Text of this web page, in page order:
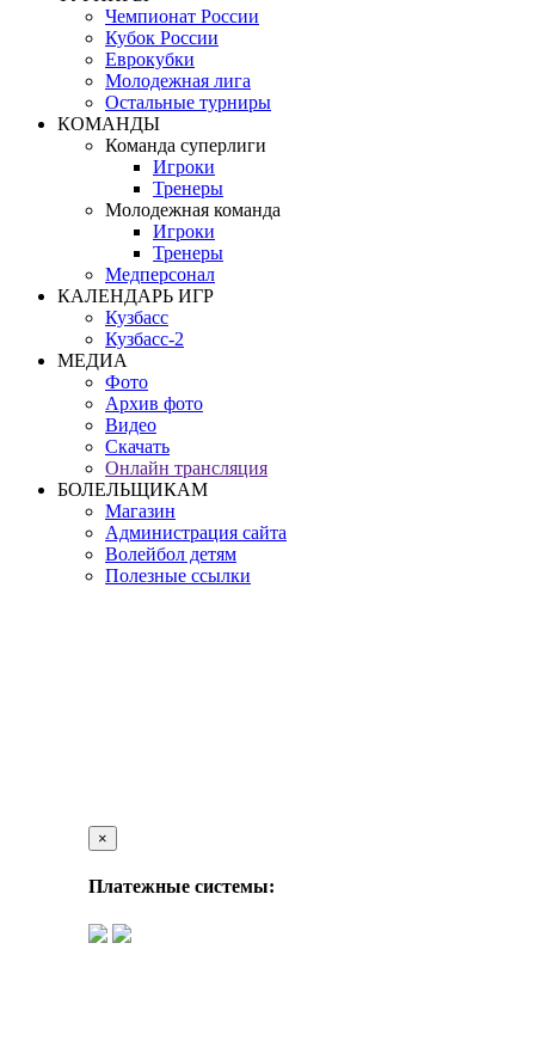
Чемпионат России
Кубок России
Еврокубки
Молодежная лига
Остальные турниры
КОМАНДЫ
Команда суперлиги
Игроки
Тренеры
Молодежная команда
Игроки
Тренеры
Медперсонал
КАЛЕНДАРЬ ИГР
Кузбасс
Кузбасс-2
МЕДИА
Фото
Архив фото
Видео
Скачать
Онлайн трансляция
БОЛЕЛЬЩИКАМ
Магазин
Администрация сайта
Волейбол детям
Полезные ссылки
×
Платежные системы: